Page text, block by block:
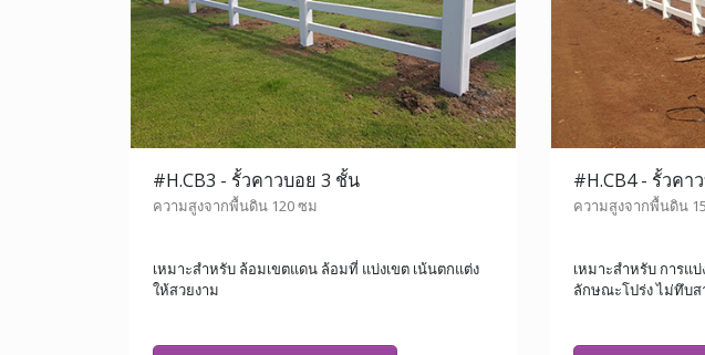
#H.CB3 - รั้วคาวบอย 3 ชั้น
ความสูงจากพื้นดิน 120 ซม
เหมาะสำหรับ ล้อมเขตแดน ล้อมที่ แบ่งเขต เน้นตกแต่ง
ให้สวยงาม
#H.CB4 - รั้วคา
ความสูงจากพื้นดิน
เหมาะสำหรับ การแ
ลักษณะโปร่ง ไม่ทึบ